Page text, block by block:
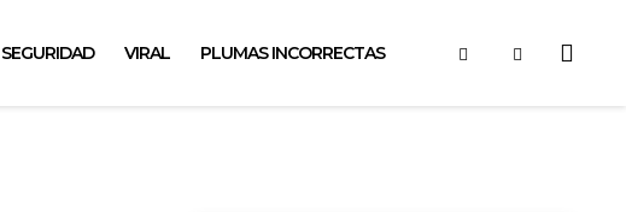
SEGURIDAD VIRAL PLUMAS INCORRECTAS